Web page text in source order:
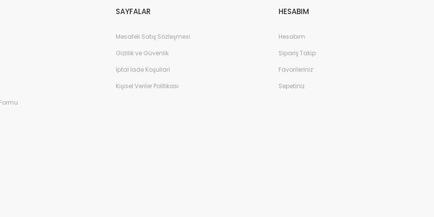
SAYFALAR
Mesafeli Satış Sözleşmesi
Gizlilik ve Güvenlik
İptal İade Koşullari
Kişisel Veriler Politikası
HESABIM
Hesabım
Sipariş Takip
Favorileriniz
Sepetiniz